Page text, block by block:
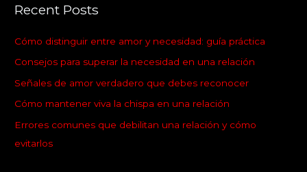
c
f
o
r
:
Recent Posts
Cómo distinguir entre amor y necesidad: guía práctica
Consejos para superar la necesidad en una relación
Señales de amor verdadero que debes reconocer
Cómo mantener viva la chispa en una relación
Errores comunes que debilitan una relación y cómo
evitarlos